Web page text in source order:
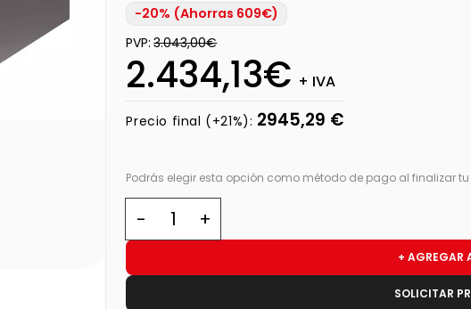
-20% (Ahorras 609€)
PVP: 3.043,00€
2.434,13€ + IVA
Precio final (+21%): 2945,29 €
Podrás elegir esta opción como método de pago al finalizar
+ AGREGAR
SOLICITAR